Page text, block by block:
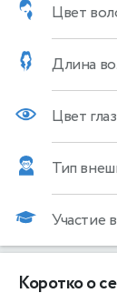
Цвет
Длина
Цвет глаз
Тип
Участие
Коротко о